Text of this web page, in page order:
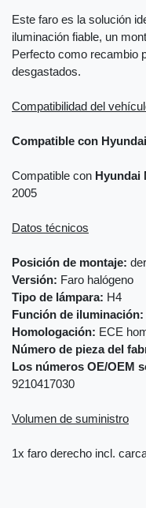
Este faro es la solución
iluminación fiable, un
Perfecto como recambio
desgastados.
Compatibilidad del
Compatible con
Compatible con Hyundai
2005
Datos técnicos
Posición de montaje:
Versión: Faro halógeno
Tipo de lámpara: H4
Función de iluminación:
Homologación: ECE
Número de pieza del
Los números OE/OEM
9210417030
Volumen de suministro
1x faro derecho incl.